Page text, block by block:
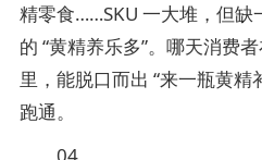
精零食……SKU 一大堆，但缺
的 “黄精养乐多”。哪天消费
里，能脱口而出 “来一瓶黄精
跑通。